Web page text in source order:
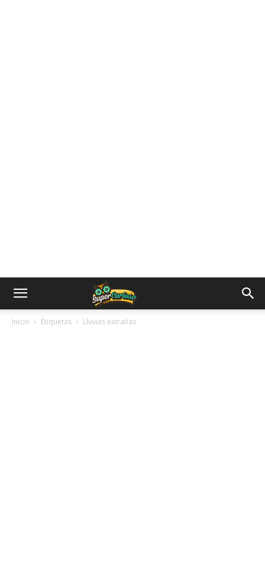
Inicio Etiquetas Lluvias extrañas